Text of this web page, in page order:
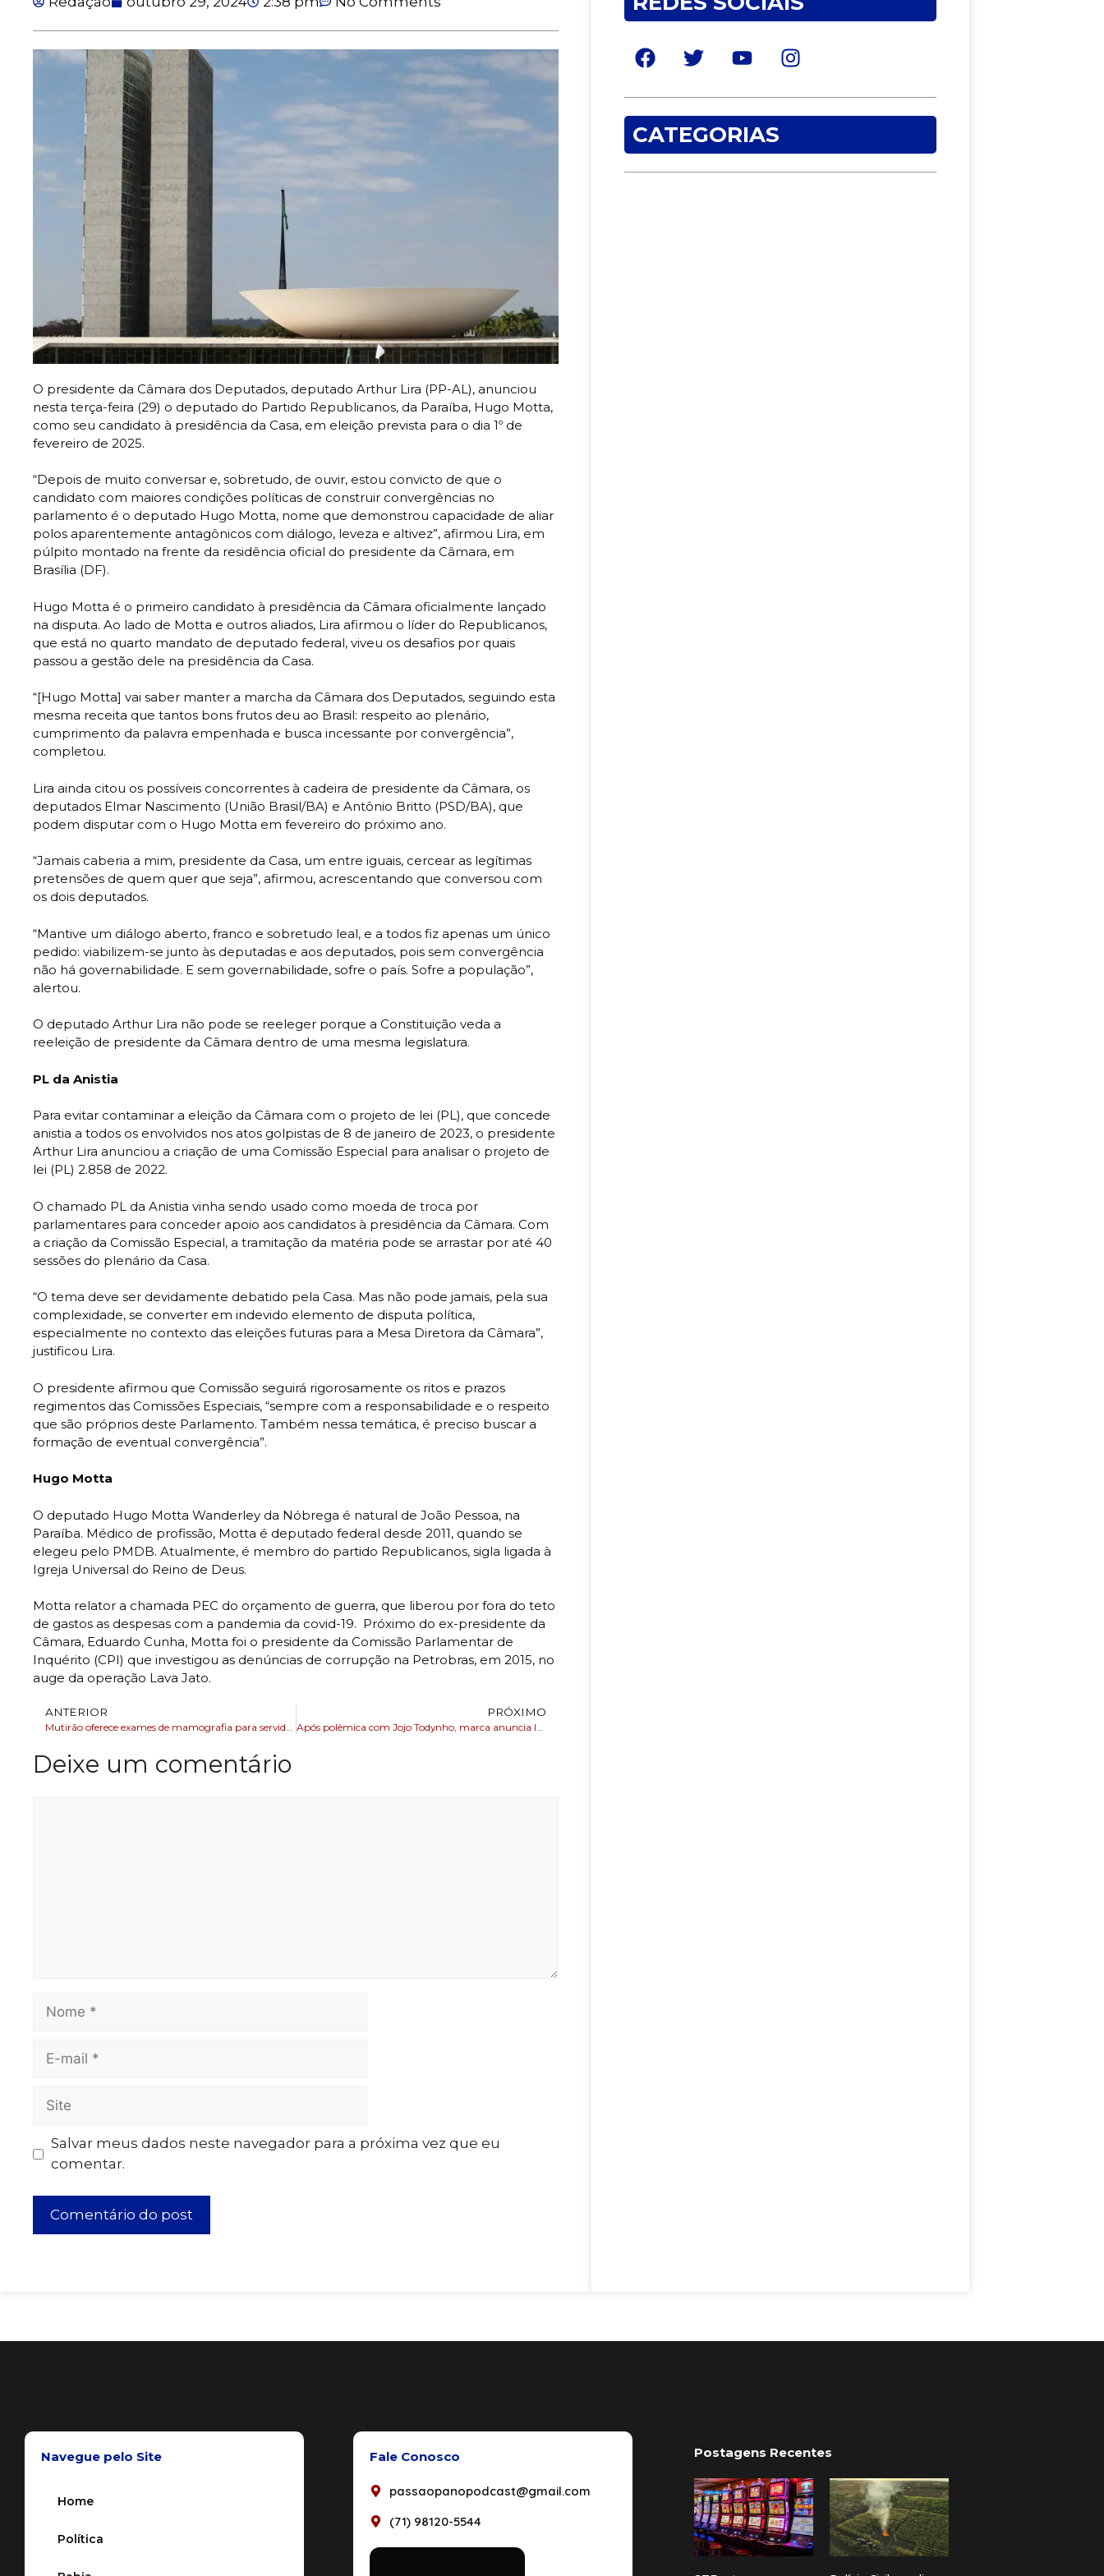
O presidente da Câmara dos Deputados, deputado Arthur Lira (PP-AL), anunciou
nesta terça-feira (29) o deputado do Partido Republicanos, da Paraíba, Hugo Motta,
como seu candidato à presidência da Casa, em eleição prevista para o dia 1º de
fevereiro de 2025.
“Depois de muito conversar e, sobretudo, de ouvir, estou convicto de que o
candidato com maiores condições políticas de construir convergências no
parlamento é o deputado Hugo Motta, nome que demonstrou capacidade de aliar
polos aparentemente antagônicos com diálogo, leveza e altivez”, afirmou Lira, em
púlpito montado na frente da residência oficial do presidente da Câmara, em
Brasília (DF).
Hugo Motta é o primeiro candidato à presidência da Câmara oficialmente lançado
na disputa. Ao lado de Motta e outros aliados, Lira afirmou o líder do Republicanos,
que está no quarto mandato de deputado federal, viveu os desafios por quais
passou a gestão dele na presidência da Casa.
“[Hugo Motta] vai saber manter a marcha da Câmara dos Deputados, seguindo esta
mesma receita que tantos bons frutos deu ao Brasil: respeito ao plenário,
cumprimento da palavra empenhada e busca incessante por convergência”,
completou.
Lira ainda citou os possíveis concorrentes à cadeira de presidente da Câmara, os
deputados Elmar Nascimento (União Brasil/BA) e Antônio Britto (PSD/BA), que
podem disputar com o Hugo Motta em fevereiro do próximo ano.
“Jamais caberia a mim, presidente da Casa, um entre iguais, cercear as legítimas
pretensões de quem quer que seja”, afirmou, acrescentando que conversou com
os dois deputados.
“Mantive um diálogo aberto, franco e sobretudo leal, e a todos fiz apenas um único
pedido: viabilizem-se junto às deputadas e aos deputados, pois sem convergência
não há governabilidade. E sem governabilidade, sofre o país. Sofre a população”,
alertou.
O deputado Arthur Lira não pode se reeleger porque a Constituição veda a
reeleição de presidente da Câmara dentro de uma mesma legislatura.
PL da Anistia
Para evitar contaminar a eleição da Câmara com o projeto de lei (PL), que concede
anistia a todos os envolvidos nos atos golpistas de 8 de janeiro de 2023, o presidente
Arthur Lira anunciou a criação de uma Comissão Especial para analisar o projeto de
lei (PL) 2.858 de 2022.
O chamado PL da Anistia vinha sendo usado como moeda de troca por
parlamentares para conceder apoio aos candidatos à presidência da Câmara. Com
a criação da Comissão Especial, a tramitação da matéria pode se arrastar por até 40
sessões do plenário da Casa.
“O tema deve ser devidamente debatido pela Casa. Mas não pode jamais, pela sua
complexidade, se converter em indevido elemento de disputa política,
especialmente no contexto das eleições futuras para a Mesa Diretora da Câmara”,
justificou Lira.
O presidente afirmou que Comissão seguirá rigorosamente os ritos e prazos
regimentos das Comissões Especiais, “sempre com a responsabilidade e o respeito
que são próprios deste Parlamento. Também nessa temática, é preciso buscar a
formação de eventual convergência”.
Hugo Motta
O deputado Hugo Motta Wanderley da Nóbrega é natural de João Pessoa, na
Paraíba. Médico de profissão, Motta é deputado federal desde 2011, quando se
elegeu pelo PMDB. Atualmente, é membro do partido Republicanos, sigla ligada à
Igreja Universal do Reino de Deus.
Motta relator a chamada PEC do orçamento de guerra, que liberou por fora do teto
de gastos as despesas com a pandemia da covid-19. Próximo do ex-presidente da
Câmara, Eduardo Cunha, Motta foi o presidente da Comissão Parlamentar de
Inquérito (CPI) que investigou as denúncias de corrupção na Petrobras, em 2015, no
auge da operação Lava Jato.
ANTERIOR
Mutirão oferece exames de mamografia para servidoras estaduais da Educação na sexta-feira (1°)
PRÓXIMO
Após polêmica com Jojo Todynho, marca anuncia Ivete Sangalo como a nova garota-propaganda
Deixe um comentário
Salvar meus dados neste navegador para a próxima vez que eu
comentar.
CATEGORIAS
Navegue pelo Site
Home
Política
Fale Conosco
passaopanopodcast@gmail.com
(71) 98120-5544
Postagens Recentes